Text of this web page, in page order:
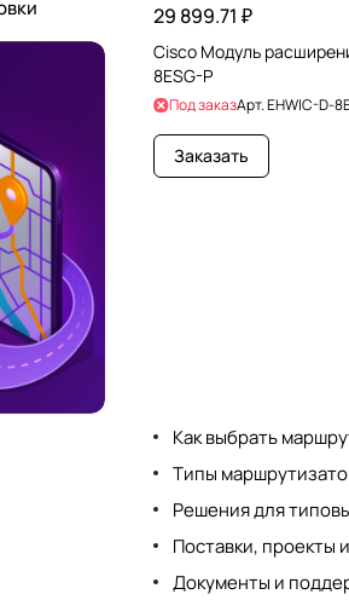
29 899.71 ₽
Cisco Модуль
8ESG-P
Под заказАрт.EHWIC-D-
Заказать
Как выбрать
Типы
Решения для
Поставки, проекты
Документы и